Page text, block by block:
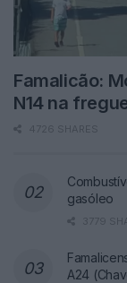
Famalicão:
N14 na
4726 SHARES
gasóleo
3779
A24